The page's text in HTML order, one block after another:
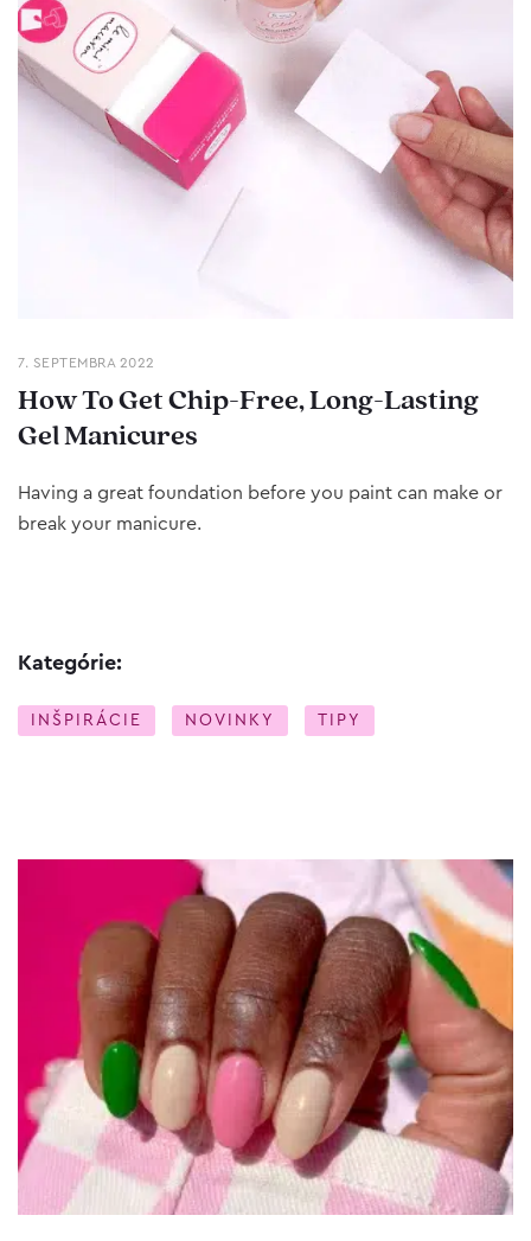
7. SEPTEMBRA 2022
How To Get Chip-Free, Long-Lasting
Gel Manicures
Having a great foundation before you paint can make or
break your manicure.
Kategórie:
INŠPIRÁCIE NOVINKY TIPY